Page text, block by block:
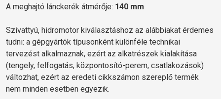
A meghajtó lánckerék átmérője: 140 mm
Szivattyú, hidromotor kiválasztáshoz az alábbiakat érdemes
tudni: a gépgyártók típusonként különféle technikai
tervezést alkalmaznak, ezért az alkatrészek kialakítása
(tengely, felfogatás, központosító-perem, csatlakozások)
változhat, ezért az eredeti cikkszámon szereplő termék
nem minden esetben egyezik.